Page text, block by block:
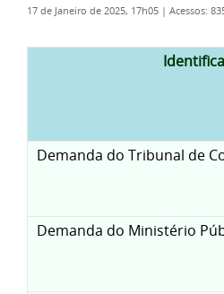
17 de Janeiro de 2025, 17h05 | Acessos:
Demanda do Tribunal de
Demanda do Ministério